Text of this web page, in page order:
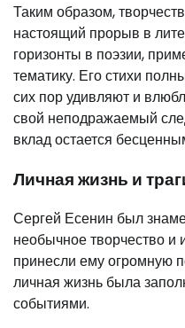
Таким образом,
настоящий прорыв в
горизонты в поэзии,
тематику. Его стихи
сих пор удивляют и
свой неподражаемый
вклад остается
Личная жизнь и
Сергей Есенин был
необычное творчество и
принесли ему огромную
личная жизнь была
событиями.